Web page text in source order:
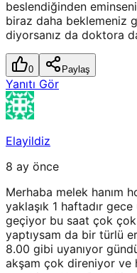
beslendiğinden
biraz daha beklemeniz
diyorsanız da doktora
0 Paylaş
Yanıtı Gör
Elayildiz
8 ay önce
Merhaba melek hanım
yaklaşık 1 haftadır
geçiyor bu saat çok çok
yaptıysam da bir türlü
8.00 gibi uyanıyor
akşam çok direniyor ve